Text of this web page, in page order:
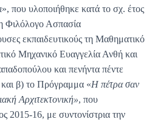
», που υλοποιήθηκε κατά το σχ. έτος
Φιλόλογο Ασπασία
εκπαιδευτικούς τη Μαθηματικό
Μηχανικό Ευαγγελία Ανθή και
και πενήντα πέντε
β) το Πρόγραμμα «Η πέτρα σαν
Αρχιτεκτονική», που
2015-16, με συντονίστρια την